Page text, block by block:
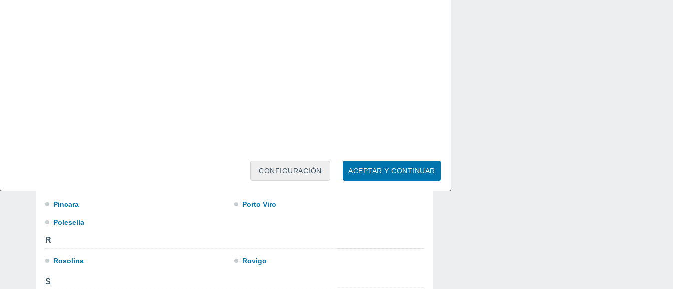
ACEPTAR Y CONTINUAR
CONFIGURACIÓN
Pincara
Polesella
Pontecchio Polesine
Porto Viro
R
Rosolina Rovigo
S